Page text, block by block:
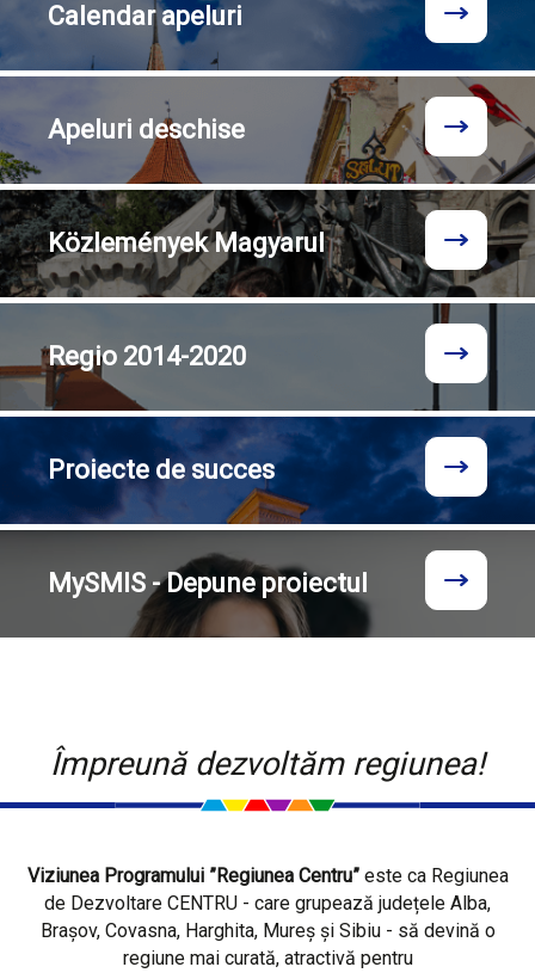
Calendarapeluri
Apeluri deschise
KözleményekMagyarul
Regio 2014-2020
Proiecte de succes
MySMIS - Depune proiectul
Împreună dezvoltăm regiunea!
Viziunea Programului ”Regiunea Centru”este ca Regiunea
de Dezvoltare CENTRU - care grupează județele Alba,
Brașov, Covasna, Harghita, Mureș și Sibiu - să devină o
regiune mai curată, atractivă pentru